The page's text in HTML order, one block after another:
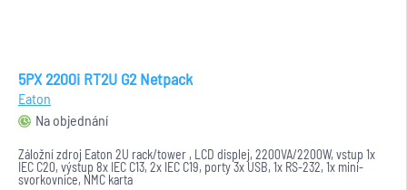
5PX 2200i RT2U G2 Netpack
Eaton
Na objednání
Záložní zdroj Eaton 2U rack/tower , LCD displej, 2200VA/2200W, vstup 1x
IEC C20, výstup 8x IEC C13, 2x IEC C19, porty 3x USB, 1x RS-232, 1x mini-
svorkovnice, NMC karta